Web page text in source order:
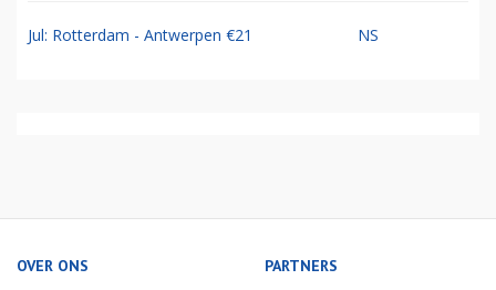
Jul: Rotterdam - Antwerpen €21 NS
OVER ONS PARTNERS